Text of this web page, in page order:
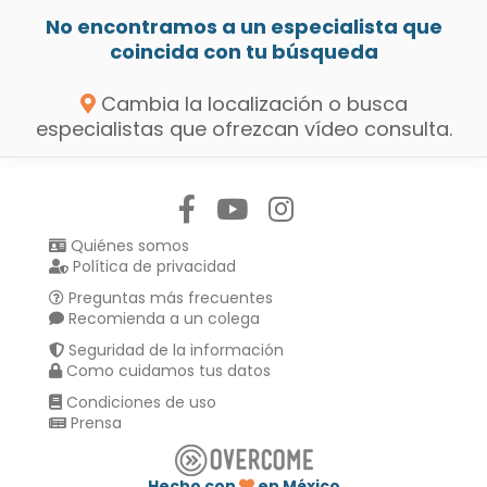
No encontramos a un especialista que
coincida con tu búsqueda
Cambia la localización o busca
especialistas que ofrezcan vídeo consulta.
Quiénes somos
Política de privacidad
Preguntas más frecuentes
Recomienda a un colega
Seguridad de la información
Como cuidamos tus datos
Condiciones de uso
Prensa